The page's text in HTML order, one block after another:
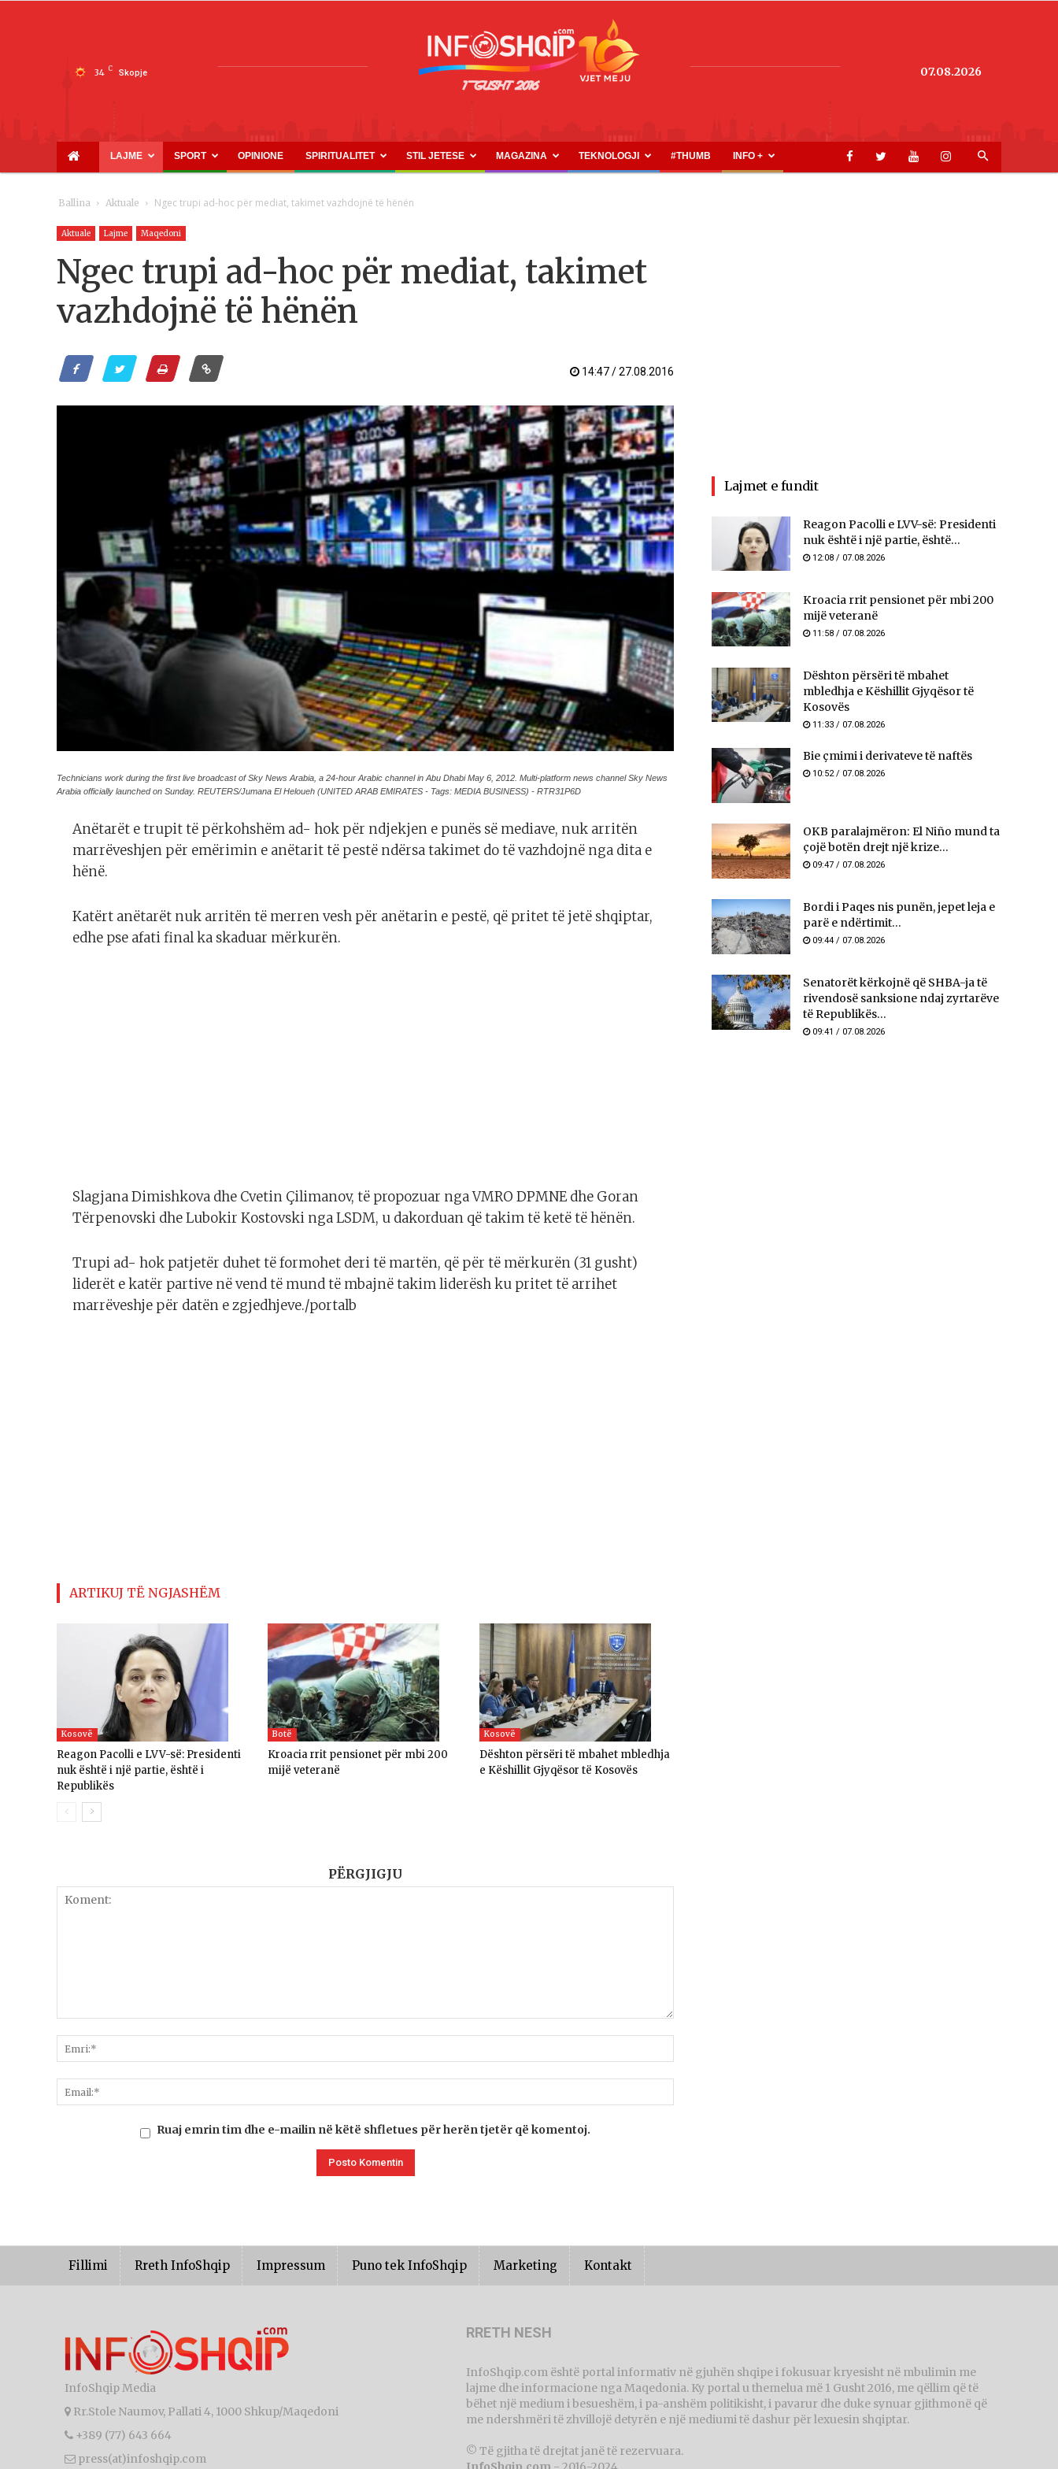
34 C Skopje
INFOSHQIP.COM
07.08.2026
LAJME SPORT OPINIONE SPIRITUALITET STIL JETESE MAGAZINA TEKNOLOGJI #THUMB INFO +
Ballina Aktuale Ngec trupi ad-hoc për mediat, takimet vazhdojnë të hënën
Aktuale Lajme Maqedoni
Ngec trupi ad-hoc për mediat, takimet
vazhdojnë të hënën
14:47 / 27.08.2016
Technicians work during the first live broadcast of Sky News Arabia, a 24-hour Arabic channel in Abu Dhabi May 6, 2012. Multi-platform news channel Sky News
Arabia officially launched on Sunday. REUTERS/Jumana El Heloueh (UNITED ARAB EMIRATES - Tags: MEDIA BUSINESS) - RTR31P6D
Anëtarët e trupit të përkohshëm ad- hok për ndjekjen e punës së mediave, nuk arritën
marrëveshjen për emërimin e anëtarit të pestë ndërsa takimet do të vazhdojnë nga dita e
hënë.
Katërt anëtarët nuk arritën të merren vesh për anëtarin e pestë, që pritet të jetë shqiptar,
edhe pse afati final ka skaduar mërkurën.
Slagjana Dimishkova dhe Cvetin Çilimanov, të propozuar nga VMRO DPMNE dhe Goran
Tërpenovski dhe Lubokir Kostovski nga LSDM, u dakorduan që takim të ketë të hënën.
Trupi ad- hok patjetër duhet të formohet deri të martën, që për të mërkurën (31 gusht)
liderët e katër partive në vend të mund të mbajnë takim liderësh ku pritet të arrihet
marrëveshje për datën e zgjedhjeve./portalb
ARTIKUJ TË NGJASHËM
Kosovë
Reagon Pacolli e LVV-së: Presidenti
nuk është i një partie, është i
Republikës
Botë
Kroacia rrit pensionet për mbi 200
mijë veteranë
Kosovë
​Dështon përsëri të mbahet mbledhja
e Këshillit Gjyqësor të Kosovës
PËRGJIGJU
Ruaj emrin tim dhe e-mailin në këtë shfletues për herën tjetër që komentoj.
Lajmet e fundit
Reagon Pacolli e LVV-së: Presidenti
nuk është i një partie, është...
12:08 / 07.08.2026
Kroacia rrit pensionet për mbi 200
mijë veteranë
11:58 / 07.08.2026
​Dështon përsëri të mbahet
mbledhja e Këshillit Gjyqësor të
Kosovës
11:33 / 07.08.2026
Bie çmimi i derivateve të naftës
10:52 / 07.08.2026
OKB paralajmëron: El Niño mund ta
çojë botën drejt një krize...
09:47 / 07.08.2026
Bordi i Paqes nis punën, jepet leja e
parë e ndërtimit...
09:44 / 07.08.2026
Senatorët kërkojnë që SHBA-ja të
rivendosë sanksione ndaj zyrtarëve
të Republikës...
09:41 / 07.08.2026
Fillimi Rreth InfoShqip Impressum Puno tek InfoShqip Marketing Kontakt
InfoShqip Media
Rr.Stole Naumov, Pallati 4, 1000 Shkup/Maqedoni
+389 (77) 643 664
press(at)infoshqip.com
RRETH NESH
InfoShqip.com është portal informativ në gjuhën shqipe i fokusuar kryesisht në mbulimin me
lajme dhe informacione nga Maqedonia. Ky portal u themelua më 1 Gusht 2016, me qëllim që të
bëhet një medium i besueshëm, i pa-anshëm politikisht, i pavarur dhe duke synuar gjithmonë që
me ndershmëri të zhvillojë detyrën e një mediumi të dashur për lexuesin shqiptar.
© Të gjitha të drejtat janë të rezervuara.